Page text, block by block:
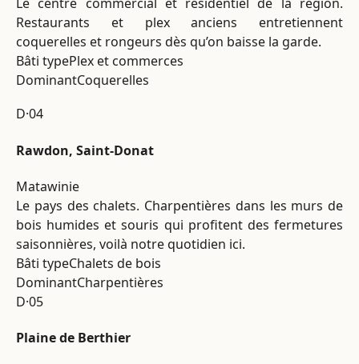
Restaurants et plex anciens entretiennent
coquerelles et rongeurs dès qu’on baisse la garde.
Bâti typePlex et commerces
DominantCoquerelles
D·04
Rawdon, Saint-Donat
Matawinie
Le pays des chalets. Charpentières dans les murs de
bois humides et souris qui profitent des fermetures
saisonnières, voilà notre quotidien ici.
Bâti typeChalets de bois
DominantCharpentières
D·05
Plaine de Berthier